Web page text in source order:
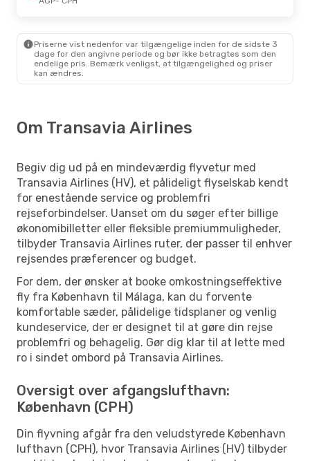
Priserne vist nedenfor var tilgængelige inden for de sidste 3
dage for den angivne periode og bør ikke betragtes som den
endelige pris. Bemærk venligst, at tilgængelighed og priser
kan ændres.
Om Transavia Airlines
Begiv dig ud på en mindeværdig flyvetur med
Transavia Airlines (HV), et pålideligt flyselskab kendt
for enestående service og problemfri
rejseforbindelser. Uanset om du søger efter billige
økonomibilletter eller fleksible premiummuligheder,
tilbyder Transavia Airlines ruter, der passer til enhver
rejsendes præferencer og budget.
For dem, der ønsker at booke omkostningseffektive
fly fra København til Málaga, kan du forvente
komfortable sæder, pålidelige tidsplaner og venlig
kundeservice, der er designet til at gøre din rejse
problemfri og behagelig. Gør dig klar til at lette med
ro i sindet ombord på Transavia Airlines.
Oversigt over afgangslufthavn:
København (CPH)
Din flyvning afgår fra den veludstyrede København
lufthavn (CPH), hvor Transavia Airlines (HV) tilbyder